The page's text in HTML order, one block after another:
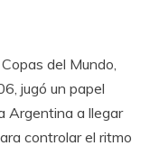
del Mundo,
jugó un papel
Argentina a llegar
controlar el ritmo